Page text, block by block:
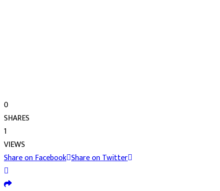
0
SHARES
1
VIEWS
Share on Facebook Share on Twitter